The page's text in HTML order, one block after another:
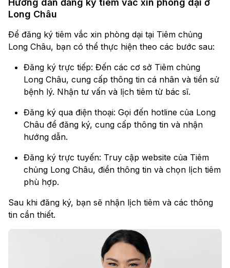
Hướng dẫn đăng ký tiêm vắc xin phòng dại ở
Long Châu
Để đăng ký tiêm vắc xin phòng dại tại Tiêm chủng
Long Châu, bạn có thể thực hiện theo các bước sau:
Đăng ký trực tiếp: Đến các cơ sở Tiêm chủng
Long Châu, cung cấp thông tin cá nhân và tiền sử
bệnh lý. Nhận tư vấn và lịch tiêm từ bác sĩ.
Đăng ký qua điện thoại: Gọi đến hotline của Long
Châu để đăng ký, cung cấp thông tin và nhận
hướng dẫn.
Đăng ký trực tuyến: Truy cập website của Tiêm
chủng Long Châu, điền thông tin và chọn lịch tiêm
phù hợp.
Sau khi đăng ký, bạn sẽ nhận lịch tiêm và các thông
tin cần thiết.